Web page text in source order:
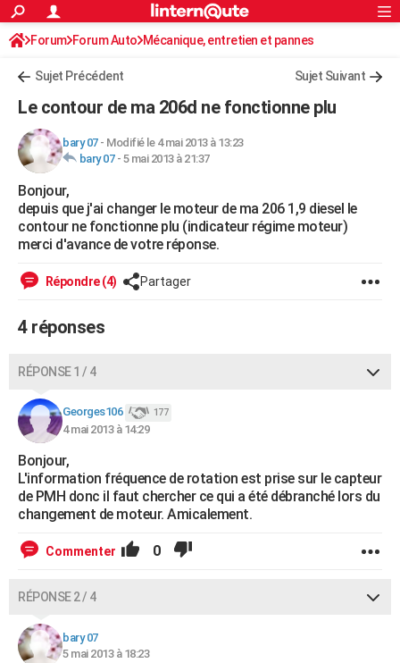
ACTUALITÉS
Politique
Société
Faits Divers
Education
Monde
Villes
+
FINANCE
Retraite
Impôts
Epargne
Immobilier
Risques naturels par ville
Banque
Assurance
Crédit
AUTO
Essais
Réserver un essai
Citadines
Berlines
SUV
Forum auto
+HIGH-TECH
Mobiles
Meilleur smartphone
Internet
Ordinateurs
Jeux vidéo
Guide high-tech
+BRICOLAGE
Forum
Aménagement intérieur
Extérieur
Cuisine
Salle de bains
Jardinage
Rangement
WEEK-END
Alimentation
Guide de la santé
Destinations
City break
Voyage nature
Voyage de noces
Forum
Climat
+PHOTO
GUIDES D'ACHAT
BONS PLANS
Carte de Noël
Carte Bonne année
Carte Saint-Valentin
Carte Pâques
Carte d'anniversaire
Dictionnaire
Biographies
Citations
Expressions
Proverbes
PROGRAMME TV
COPAINS D'AVANT
Rechercher
S'inscrire
Connexion
Forum Forum Auto Mécanique, entretien et pannes
Sujet Précédent Sujet Suivant
Le contour de ma 206d ne fonctionne plu
bary 07- Modifié le 4 mai 2013 à 13:23
bary 07- 5 mai 2013 à 21:37
Bonjour,
depuis que j'ai changer le moteur de ma 206 1,9 diesel le
contour ne fonctionne plu (indicateur régime moteur)
merci d'avance de votre réponse.
Répondre (4) Partager
4 réponses
RÉPONSE 1 / 4
Georges106 177
4 mai 2013 à 14:29
Bonjour,
L'information fréquence de rotation est prise sur le capteur
de PMH donc il faut chercher ce qui a été débranché lors du
changement de moteur. Amicalement.
Commenter 0
RÉPONSE 2 / 4
bary 07
5 mai 2013 à 18:23